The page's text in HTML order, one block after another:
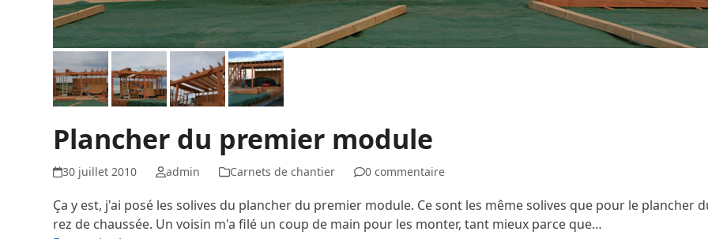
Plancher du premier module
30 juillet 2010 admin Carnets de chantier 0 commentaire
Ça y est, j'ai posé les solives du plancher du premier module. Ce sont les même solives que pour le plancher
rez de chaussée. Un voisin m'a filé un coup de main pour les monter, tant mieux parce que…